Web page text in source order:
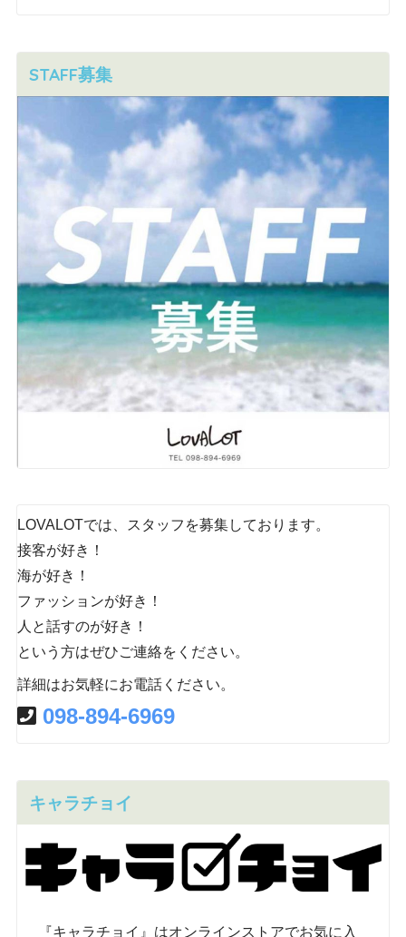
STAFF募集
LOVALOTでは、スタッフを募集しております。
接客が好き！
海が好き！
ファッションが好き！
人と話すのが好き！
という方はぜひご連絡をください。
詳細はお気軽にお電話ください。
098-894-6969
キャラチョイ
『キャラチョイ』はオンラインストアでお気に入